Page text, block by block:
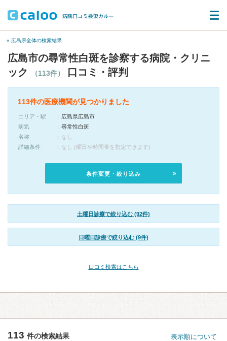
« 広島県全体の検索結果
広島市の尋常性白斑を診察する病院・クリニ
ック
（113件） 口コミ・評判
113件の医療機関が見つかりました
エリア・駅
広島県広島市
病気
尋常性白斑
名称
なし
詳細条件
なし (曜日や時間帯を指定できます)
条件変更・絞り込み
土曜日診療で絞り込む (92件)
日曜日診療で絞り込む (9件)
口コミ検索はこちら
113 件の検索結果 表示順について